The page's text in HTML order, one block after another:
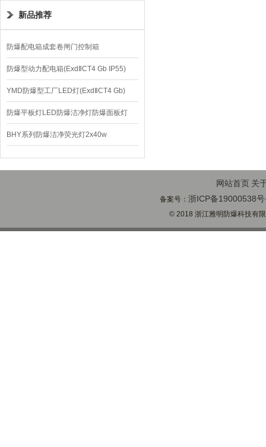
新品推荐
防爆配电箱成套卷闸门控制箱
防爆型动力配电箱(ExdⅡCT4 Gb IP55)
YMD防爆型工厂LED灯(ExdⅡCT4 Gb)
220V/150W
防爆平板灯LED防爆洁净灯防爆面板灯
BHY系列防爆洁净荧光灯2x40w
网站首页 关
备案号：浙ICP备19000538
© 2018 浙江雅明防爆科技有